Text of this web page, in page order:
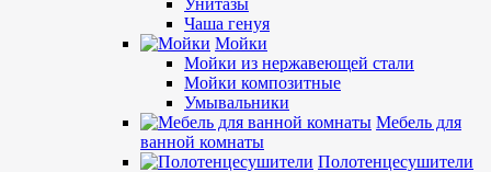
Унитазы
Чаша генуя
Мойки
Мойки из нержавеющей стали
Мойки композитные
Умывальники
Мебель для
ванной комнаты
Полотенцесушители